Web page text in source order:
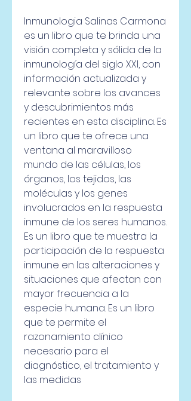
Inmunologia Salinas Carmona
es un libro que te brinda una
visión completa y sólida de la
inmunología del siglo XXI, con
información actualizada y
relevante sobre los avances
y descubrimientos más
recientes en esta disciplina. Es
un libro que te ofrece una
ventana al maravilloso
mundo de las células, los
órganos, los tejidos, las
moléculas y los genes
involucrados en la respuesta
inmune de los seres humanos.
Es un libro que te muestra la
participación de la respuesta
inmune en las alteraciones y
situaciones que afectan con
mayor frecuencia a la
especie humana. Es un libro
que te permite el
razonamiento clínico
necesario para el
diagnóstico, el tratamiento y
las medidas